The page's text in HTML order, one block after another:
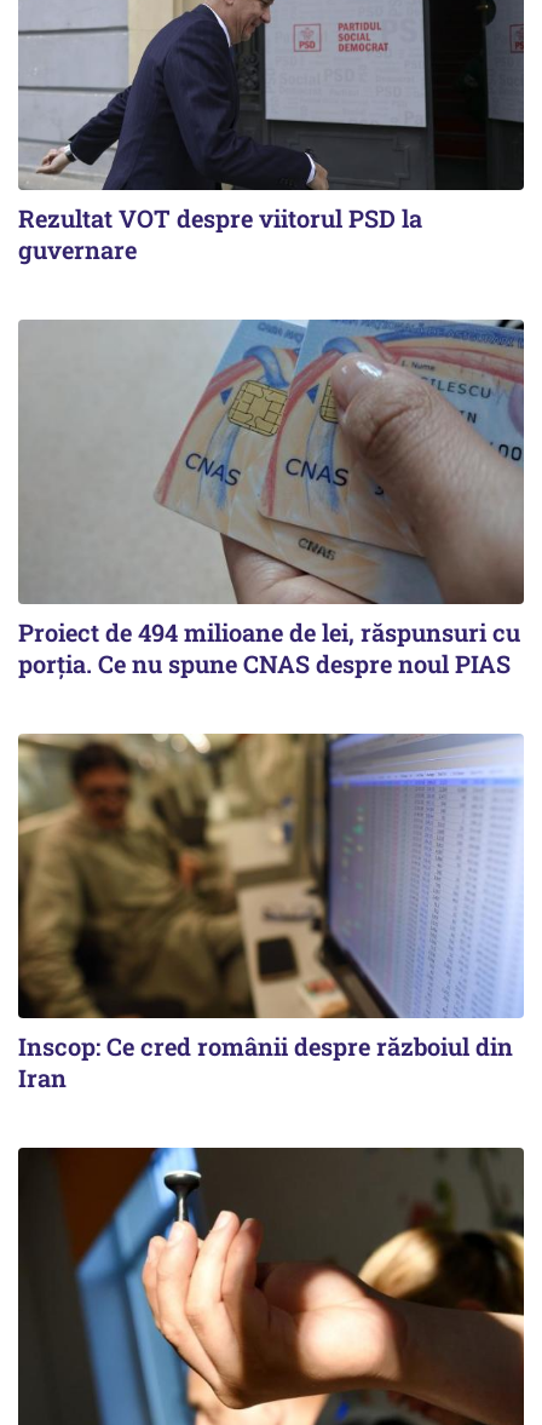
Rezultat VOT despre viitorul PSD la
guvernare
Proiect de 494 milioane de lei, răspunsuri cu
porția. Ce nu spune CNAS despre noul PIAS
Inscop: Ce cred românii despre războiul din
Iran